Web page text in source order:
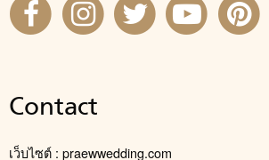
Contact
เว็บไซต์ : praewwedding.com